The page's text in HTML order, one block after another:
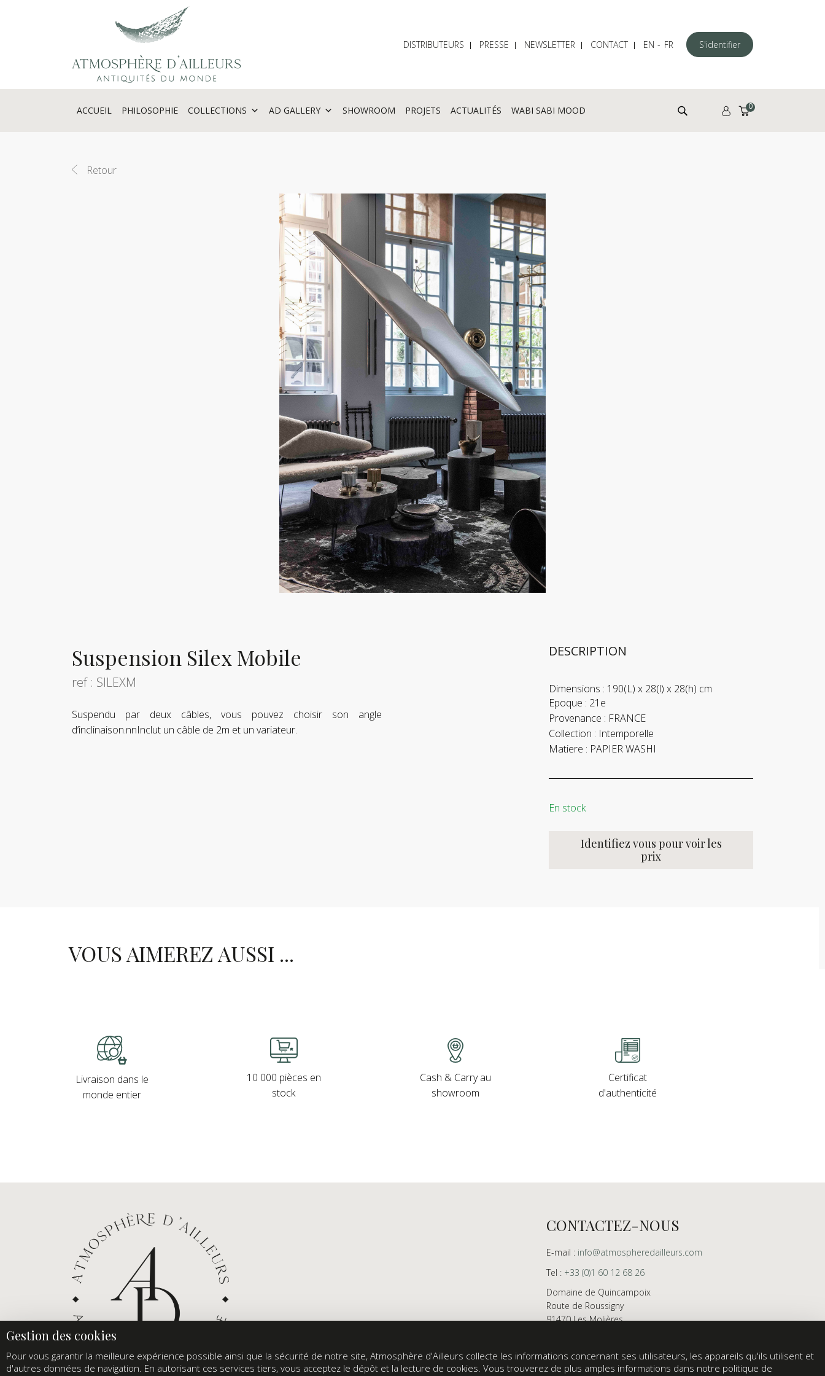
DISTRIBUTEURS PRESSE NEWSLETTER CONTACT EN FR S'identifier
ACCUEIL PHILOSOPHIE COLLECTIONS AD GALLERY SHOWROOM PROJETS ACTUALITÉS WABI SABI MOOD Rechercher : 0
Retour
Suspension Silex Mobile
ref : SILEXM
Suspendu par deux câbles, vous pouvez choisir son angle
d’inclinaison.nnInclut un câble de 2m et un variateur.
DESCRIPTION
Dimensions : 190(L) x 28(l) x 28(h) cm
Epoque : 21e
Provenance : FRANCE
Collection : Intemporelle
Matiere : PAPIER WASHI
En stock
Identifiez vous pour voir les
prix
VOUS AIMEREZ AUSSI ...
Livraison dans le
monde entier
10 000 pièces en
stock
Cash & Carry au
showroom
Certificat
d'authenticité
CONTACTEZ-NOUS
E-mail : info@atmospheredailleurs.com
Tel : +33 (0)1 60 12 68 26
Domaine de Quincampoix
Route de Roussigny
91470 Les Molières
Showroom ouvert aux professionnels sur rendez-
vous uniquement
Pour vous garantir la meilleure expérience possible ainsi que la sécurité de notre site, Atmosphère d'Ailleurs collecte les informations concernant ses utilisateurs, les appareils qu'ils utilisent et
d'autres données de navigation. En autorisant ces services tiers, vous acceptez le dépôt et la lecture de cookies. Vous trouverez de plus amples informations dans notre politique de